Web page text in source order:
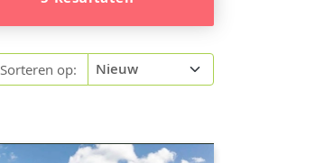
Sorteren op: